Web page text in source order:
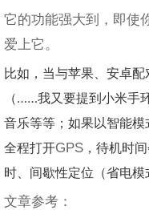
它的功能强大到，即使
爱上它。
比如，当与苹果、安卓配
（……我又要提到小米手
音乐等等；如果以智能模
全程打开GPS ，待机时
时、间歇性定位（省电模
文章参考：